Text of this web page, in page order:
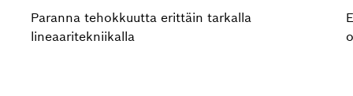
Paranna tehokkuutta erittäin tarkalla
lineaaritekniikalla